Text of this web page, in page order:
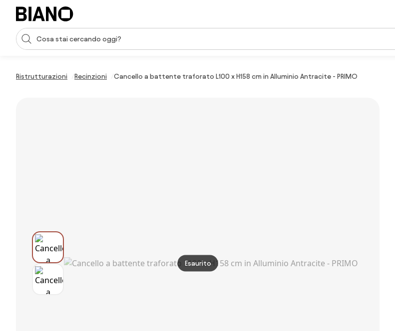
Salta la navigazione, vai al contenuto
Input della ricerca
Ristrutturazioni Recinzioni Cancello a battente traforato L100 x H158 cm in Alluminio Antracite - PRIMO
Esaurito